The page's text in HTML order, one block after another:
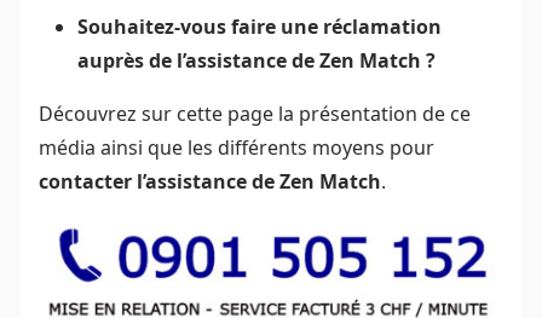
Souhaitez-vous faire une réclamation
auprès de l’assistance de Zen Match ?
Découvrez sur cette page la présentation de ce
média ainsi que les différents moyens pour
contacter l’assistance de Zen Match.